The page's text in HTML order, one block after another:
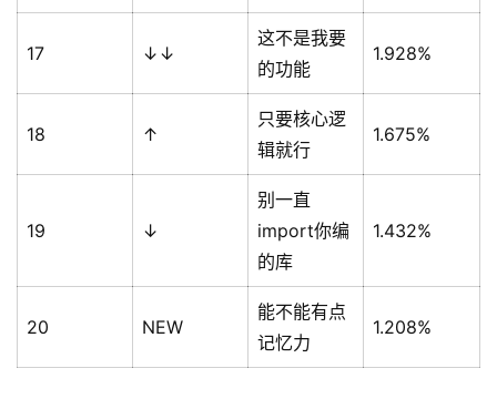
17 ↓↓
这不是我要
的功能
1.928%
18 ↑
只要核心逻
辑就行
1.675%
19 ↓
别一直
import你编
的库
1.432%
20 NEW
能不能有点
记忆力
1.208%